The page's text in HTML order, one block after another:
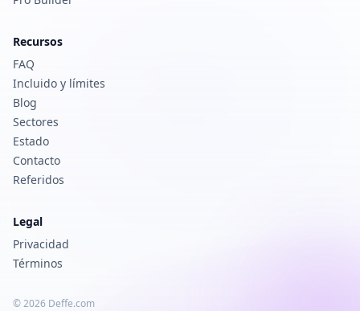
Recursos
FAQ
Incluido y límites
Blog
Sectores
Estado
Contacto
Referidos
Legal
Privacidad
Términos
© 2026 Deffe.com